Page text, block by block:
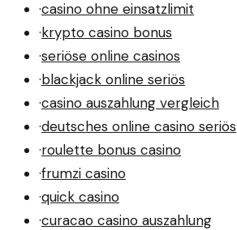
·casino ohne einsatzlimit
·krypto casino bonus
·seriöse online casinos
·blackjack online seriös
·casino auszahlung vergleich
·deutsches online casino seriös
·roulette bonus casino
·frumzi casino
·quick casino
·curacao casino auszahlung